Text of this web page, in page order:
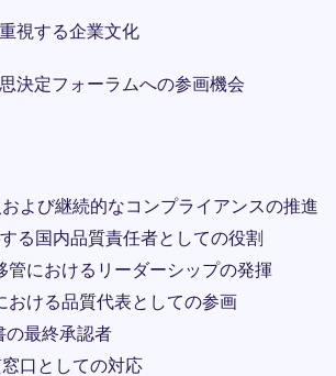
視する企業文化
決定フォーラムへの参画機会
よび継続的なコンプライアンスの推進
る国内品質責任者としての役割
におけるリーダーシップの発揮
ける品質代表としての参画
の最終承認者
口としての対応